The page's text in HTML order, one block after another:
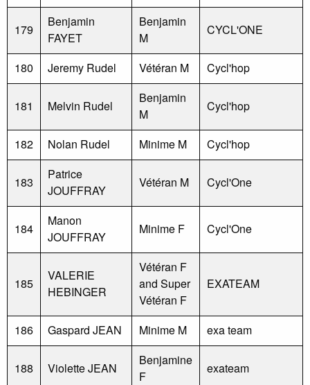
179
Benjamin
FAYET
Benjamin
M
CYCL'ONE
180 Jeremy Rudel Vétéran M Cycl'hop
181 Melvin Rudel
Benjamin
M
Cycl'hop
182 Nolan Rudel Minime M Cycl'hop
183
Patrice
JOUFFRAY
Vétéran M Cycl'One
184
Manon
JOUFFRAY
Minime F Cycl'One
185
VALERIE
HEBINGER
Vétéran F
and Super
Vétéran F
EXATEAM
186 Gaspard JEAN Minime M exa team
188 Violette JEAN
Benjamine
F
exateam